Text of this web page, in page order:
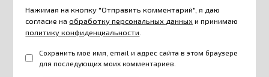
Нажимая на кнопку "Отправить комментарий", я даю
согласие наобработку персональных данныхи принимаю
политику конфиденциальности.
Сохранить моё имя, email и адрес сайта в этом браузере
для последующих моих комментариев.